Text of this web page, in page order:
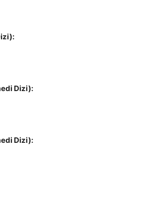
Dizi):
Dizi):